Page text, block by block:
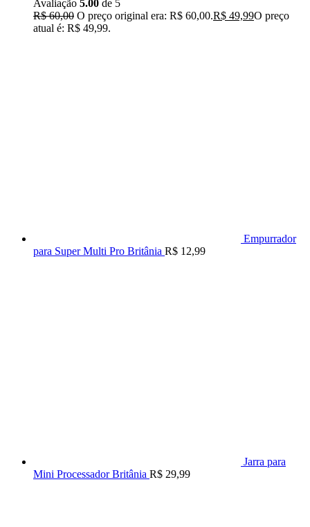
Avaliação 5.00 de 5
R$60,00 O preço original era: R$ 60,00.R$ 49,99O preço
atual é: R$ 49,99.
Empurrador
para Super Multi Pro Britânia R$ 12,99
Jarra para
Mini Processador Britânia R$ 29,99